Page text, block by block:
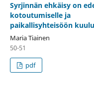
Syrjinnän ehkäisy on
kotoutumiselle ja
paikallisyhteisöön
Maria Tiainen
50-51
pdf